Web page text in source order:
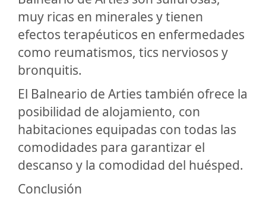
muy ricas en minerales y tienen
efectos terapéuticos en enfermedades
como reumatismos, tics nerviosos y
bronquitis.
El Balneario de Arties también ofrece la
posibilidad de alojamiento, con
habitaciones equipadas con todas las
comodidades para garantizar el
descanso y la comodidad del huésped.
Conclusión